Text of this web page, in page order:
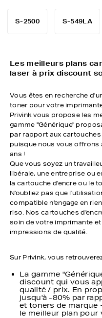
S-2500 S-549LA
Les meilleurs plans
laser à prix discount
Vous êtes en recherche
toner pour votre
Privink vous propose les
gamme "Générique"
par rapport aux
puisque nous vous offrons
ans !
Que vous soyez un
libérale, une entreprise ou
la cartouche d'encre ou le
N'oubliez pas que
compatible n'engage en
riso. Nos cartouches
soin de votre imprimante
impressions de qualité.
Sur Privink, vous
La gamme
discount qui vous
qualité / prix. En
jusqu'à -80% par
et toners de marque
le meilleur plan pour